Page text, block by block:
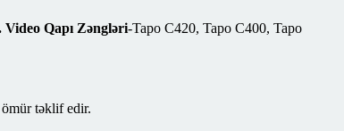
Qapı Zəngləri-Tapo C420, Tapo C400, Tapo
təklif edir.